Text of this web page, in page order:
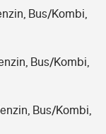
Bus/Kombi,
Bus/Kombi,
Bus/Kombi,